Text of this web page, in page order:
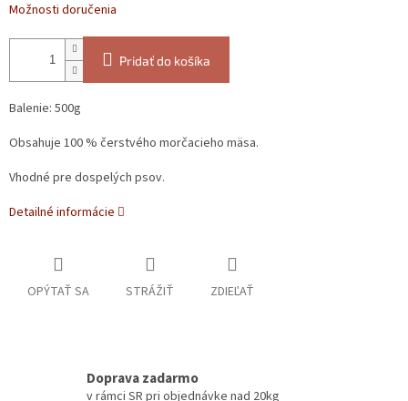
Možnosti doručenia
Pridať do košíka
Balenie: 500g
Obsahuje 100 % čerstvého morčacieho mäsa.
Vhodné pre dospelých psov.
Detailné informácie
OPÝTAŤ SA STRÁŽIŤ ZDIEĽAŤ
Doprava zadarmo
v rámci SR pri objednávke nad 20kg